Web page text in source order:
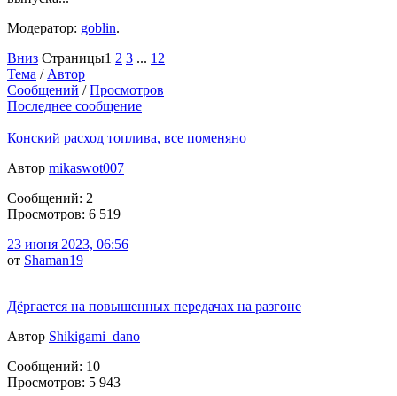
Модератор: goblin.
Вниз Страницы1 2 3 ... 12
Тема / Автор
Сообщений /Просмотров
Последнее сообщение
Конский расход топлива, все поменяно
Автор mikaswot007
Сообщений: 2
Просмотров: 6 519
23 июня 2023, 06:56
от Shaman19
Дёргается на повышенных передачах на разгоне
Автор Shikigami_dano
Сообщений: 10
Просмотров: 5 943